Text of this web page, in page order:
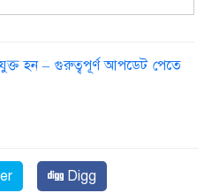
হন – গুরুত্বপূর্ণ আপডেট পেতে
Digg